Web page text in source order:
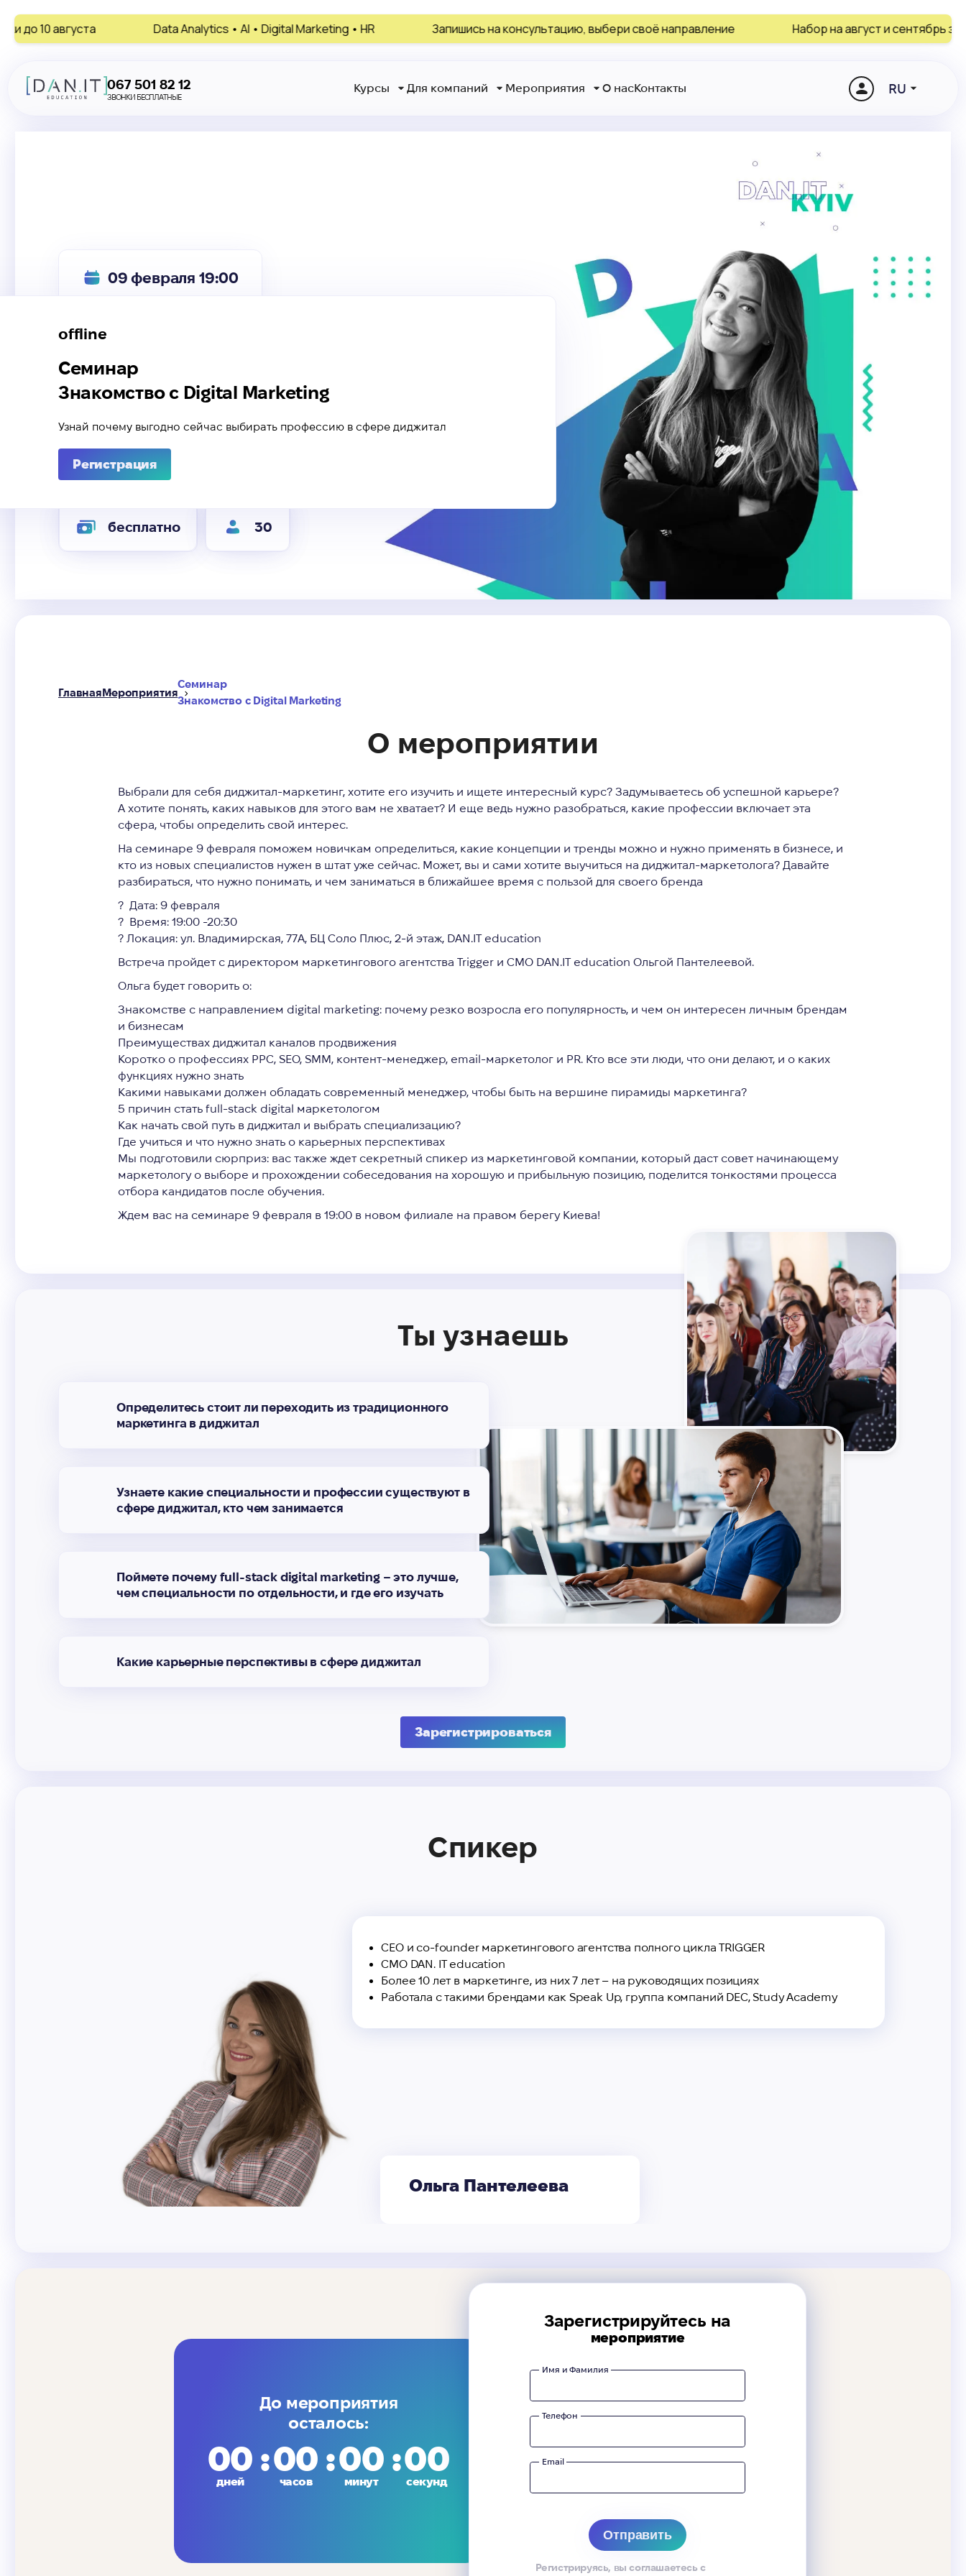
Data Analytics • AI • Digital Marketing • HR Запишись на консультацию, выбери своё направление Набор на август и сентябрь заканчивается
067 501 82 12
ЗВОНКИ БЕСПЛАТНЫЕ
Курсы Для компаний Мероприятия О насКонтакты RU
offline
Семинар
Знакомство с Digital Marketing
Узнай почему выгодно сейчас выбирать профессию в сфере диджитал
Регистрация
бесплатно 30
09 февраля 19:00
ГлавнаяМероприятия
Семинар
Знакомство с Digital Marketing
О мероприятии
Выбрали для себя диджитал-маркетинг, хотите его изучить и ищете интересный курс? Задумываетесь об успешной карьере?
А хотите понять, каких навыков для этого вам не хватает? И еще ведь нужно разобраться, какие профессии включает эта
сфера, чтобы определить свой интерес.
На семинаре 9 февраля поможем новичкам определиться, какие концепции и тренды можно и нужно применять в бизнесе, и
кто из новых специалистов нужен в штат уже сейчас. Может, вы и сами хотите выучиться на диджитал-маркетолога? Давайте
разбираться, что нужно понимать, и чем заниматься в ближайшее время с пользой для своего бренда
? Дата: 9 февраля
? Время: 19:00 -20:30
? Локация: ул. Владимирская, 77А, БЦ Соло Плюс, 2-й этаж, DAN.IT education
Встреча пройдет с директором маркетингового агентства Trigger и CMO DAN.IT education Ольгой Пантелеевой.
Ольга будет говорить о:
Знакомстве с направлением digital marketing: почему резко возросла его популярность, и чем он интересен личным брендам
и бизнесам
Преимуществах диджитал каналов продвижения
Коротко о профессиях PPC, SEO, SMM, контент-менеджер, email-маркетолог и PR. Кто все эти люди, что они делают, и о каких
функциях нужно знать
Какими навыками должен обладать современный менеджер, чтобы быть на вершине пирамиды маркетинга?
5 причин стать full-stack digital маркетологом
Как начать свой путь в диджитал и выбрать специализацию?
Где учиться и что нужно знать о карьерных перспективах
Мы подготовили сюрприз: вас также ждет секретный спикер из маркетинговой компании, который даст совет начинающему
маркетологу о выборе и прохождении собеседования на хорошую и прибыльную позицию, поделится тонкостями процесса
отбора кандидатов после обучения.
Ждем вас на семинаре 9 февраля в 19:00 в новом филиале на правом берегу Киева!
Ты узнаешь
Определитесь стоит ли переходить из традиционного
маркетинга в диджитал
Узнаете какие специальности и профессии существуют в
сфере диджитал, кто чем занимается
Поймете почему full-stack digital marketing – это лучше,
чем специальности по отдельности, и где его изучать
Какие карьерные перспективы в сфере диджитал
Зарегистрироваться
Спикер
Ольга Пантелеева
СЕО и co-founder маркетингового агентства полного цикла TRIGGER
CMO DAN. IT education
Более 10 лет в маркетинге, из них 7 лет – на руководящих позициях
Работала с такими брендами как Speak Up, группа компаний DEC, Study Academy
До мероприятия
осталось:
00
дней
00
часов
00
минут
00
секунд
Зарегистрируйтесь на
мероприятие
Имя и Фамилия
Телефон
Email
Регистрируясь, вы соглашаетесь с